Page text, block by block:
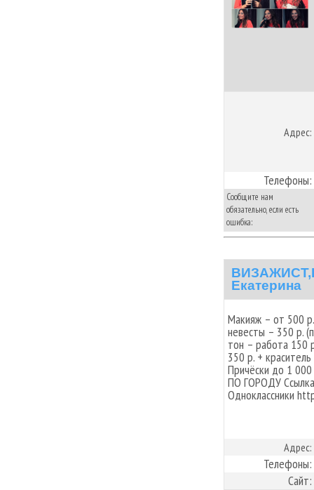
Адрес:
Телефоны:
Сообщите нам
обязательно, если есть
ошибка:
Екатерина
Макияж – от 500
невесты – 350 р.
тон – работа 150
350 р. +
Причёски до 1
ПО ГОРОДУ
Одноклассники
Адрес:
Телефоны:
Сайт: